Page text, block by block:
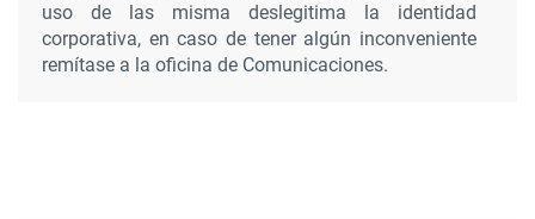
uso de las misma deslegitima la identidad
corporativa, en caso de tener algún inconveniente
remítase a la oficina de Comunicaciones.